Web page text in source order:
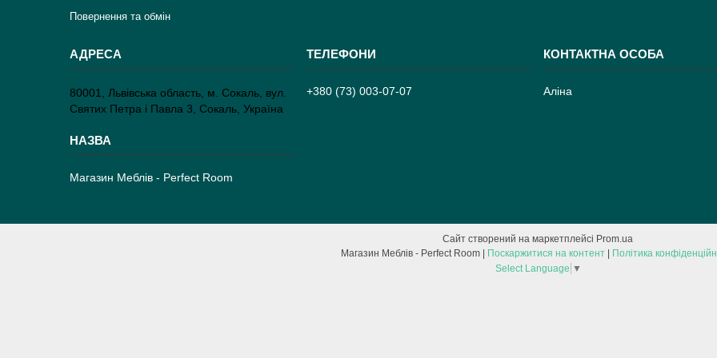
Повернення та обмін
80001, Львівська область, м. Сокаль, вул.
Святих Петра і Павла 3, Сокаль, Україна
Магазин Меблів - Perfect Room
+380 (73) 003-07-07 Аліна
Сайт створений на маркетплейсі Prom.ua
Поскаржитися на контент
Політика
Select Language ▼